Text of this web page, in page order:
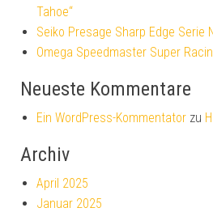
Tahoe“
Seiko Presage Sharp Edge Serie
Omega Speedmaster Super
Neueste Kommentare
Ein WordPress-Kommentator zu
Archiv
April 2025
Januar 2025